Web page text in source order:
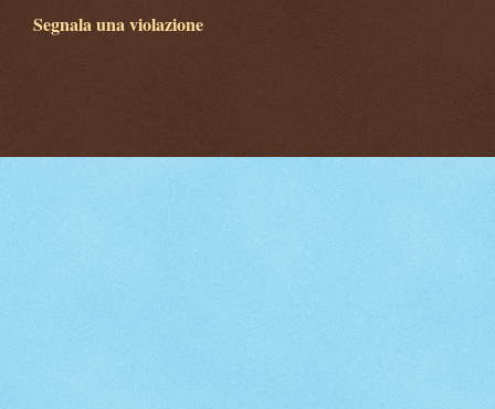
Segnala una violazione